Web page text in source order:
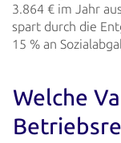
3.864 € im Jahr
spart durch die
15 % an
Welche